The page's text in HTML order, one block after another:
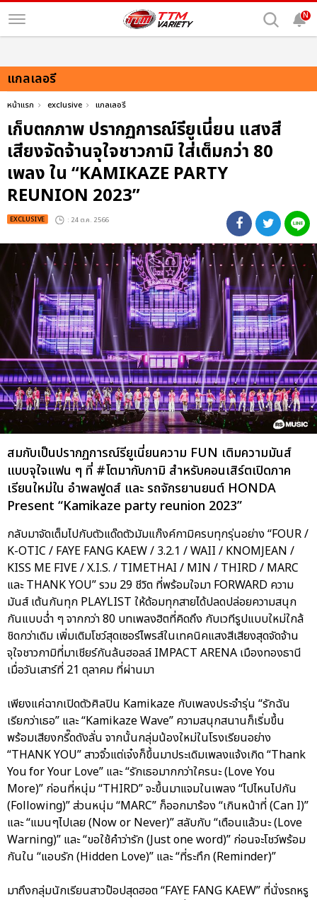
N
แกลเลอรี
หน้าแรก exclusive แกลเลอรี
เก็บตกภาพ ปรากฏการณ์รียูเนี่ยน แสงสี
เสียงจัดจ้านจุใจชาวกามิ ใส่เต็มกว่า 80
เพลง ใน “KAMIKAZE PARTY
REUNION 2023”
EXCLUSIVE : 24 ต.ค. 2566
สมกับเป็นปรากฏการณ์รียูเนี่ยนความ FUN เติมความมันส์
แบบจุใจแฟน ๆ ที่ #โตมากับกามิ สำหรับคอนเสิร์ตเปิดภาค
เรียนใหม่ใน อำพลฟูดส์ และ รถจักรยานยนต์ HONDA
Present “Kamikaze party reunion 2023”
กลับมาจัดเต็มไปกับตัวแด๊ดตัวมัมแก๊งค์กามิครบทุกรุ่นอย่าง “FOUR /
K-OTIC / FAYE FANG KAEW / 3.2.1 / WAII / KNOMJEAN /
KISS ME FIVE / X.I.S. / TIMETHAI / MIN / THIRD / MARC
และ THANK YOU” รวม 29 ชีวิต ที่พร้อมใจมา FORWARD ความ
มันส์ เต้นกันทุก PLAYLIST ให้ด้อมทุกสายได้ปลดปล่อยความสนุก
กันแบบฉ่ำ ๆ จากกว่า 80 บทเพลงฮิตที่คิดถึง กับเวทีรูปแบบใหม่ใกล้
ชิดกว่าเดิม เพิ่มเติมโชว์สุดเซอร์ไพรส์ในเทคนิคแสงสีเสียงสุดจัดจ้าน
จุใจชาวกามิที่มาเชียร์กันล้นฮอลล์ IMPACT ARENA เมืองทองธานี
เมื่อวันเสาร์ที่ 21 ตุลาคม ที่ผ่านมา
เพียงแค่ฉากเปิดตัวศิลปิน Kamikaze กับเพลงประจำรุ่น “รักฉัน
เรียกว่าเธอ” และ “Kamikaze Wave” ความสนุกสนานก็เริ่มขึ้น
พร้อมเสียงกรี๊ดดังลั่น จากนั้นกลุ่มน้องใหม่ในโรงเรียนอย่าง
“THANK YOU” สาวจิ๋วแต่เจ๋งก็ขึ้นมาประเดิมเพลงแจ้งเกิด “Thank
You for Your Love” และ “รักเธอมากกว่าใครนะ (Love You
More)” ก่อนที่หนุ่ม “THIRD” จะขึ้นมาแจมในเพลง “ไปไหนไปกัน
(Following)” ส่วนหนุ่ม “MARC” ก็ออกมาร้อง “เกินหน้าที่ (Can I)”
และ “แมนๆไปเลย (Now or Never)” สลับกับ “เตือนแล้วนะ (Love
Warning)” และ “ขอใช้คำว่ารัก (Just one word)” ก่อนจะโชว์พร้อม
กันใน “แอบรัก (Hidden Love)” และ “ที่ระทึก (Reminder)”
มาถึงกลุ่มนักเรียนสาวป๊อปสุดฮอต “FAYE FANG KAEW” ที่นั่งรถหรู